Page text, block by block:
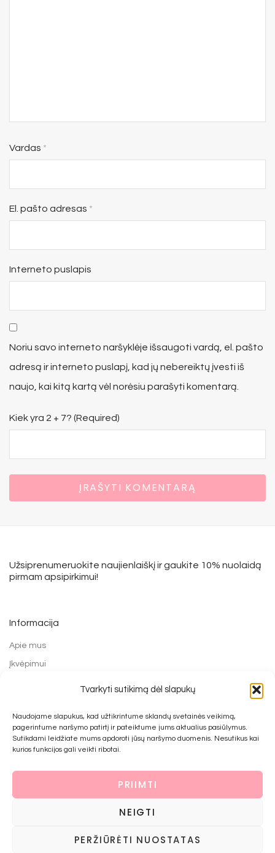
Tvarkyti sutikimą dėl slapukų
Naudojame slapukus, kad užtikrintume sklandų svetainės veikimą,
pagerintume naršymo patirtį ir pateiktume jums aktualius pasiūlymus.
Sutikdami leidžiate mums apdoroti jūsų naršymo duomenis. Nesutikus kai
kurios funkcijos gali veikti ribotai.
PRIIMTI
NEIGTI
PERŽIŪRĖTI NUOSTATAS
Vardas *
El. pašto adresas *
Interneto puslapis
Noriu savo interneto naršyklėje išsaugoti vardą, el. pašto
adresą ir interneto puslapį, kad jų nebereiktų įvesti iš
naujo, kai kitą kartą vėl norėsiu parašyti komentarą.
Kiek yra 2 + 7? (Required)
Užsiprenumeruokite naujienlaiškį ir gaukite 10% nuolaidą
pirmam apsipirkimui!
Informacija
Apie mus
Įkvėpimui
Prekių pirkimo ir grąžinimo taisyklės
Privatumo politika
© 2022 UAB Bijūnai prie namo